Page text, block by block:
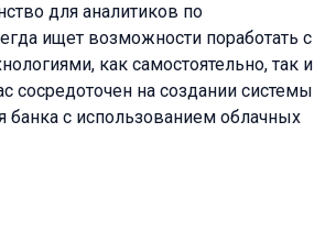
для аналитиков по
ищет возможности поработать с
как самостоятельно, так и
сосредоточен на создании системы
банка с использованием облачных